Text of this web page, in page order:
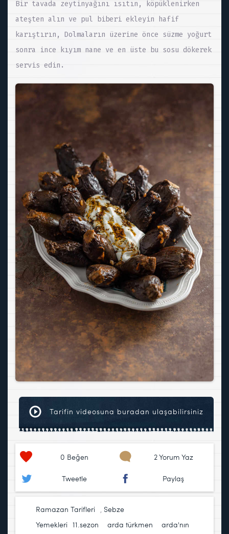
Bir tavada zeytinyağını ısıtın, köpüklenirken
ateşten alın ve pul biberi ekleyin hafif
karıştırın, Dolmaların üzerine önce süzme yoğurt
sonra ince kıyım nane ve en üste bu sosu dökerek
servis edin.
Tarifin videosuna buradan ulaşabilirsiniz
0 Beğen 2 Yorum Yaz
Tweetle Paylaş
Ramazan Tarifleri
Sebze
Yemekleri 11.sezon arda türkmen
arda'nın